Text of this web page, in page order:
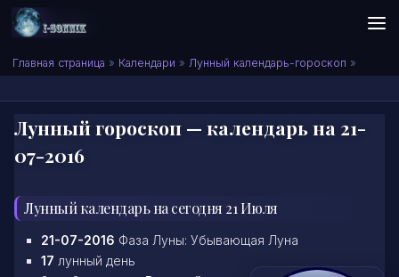
Skip to content
Сонник I-SONNIK.COM
Главная страница » Календари » Лунный календарь-гороскоп »
Лунный гороскоп — календарь на 21-
07-2016
Лунный календарь на сегодня 21 Июля
21-07-2016 Фаза Луны: Убывающая Луна
17 лунный день